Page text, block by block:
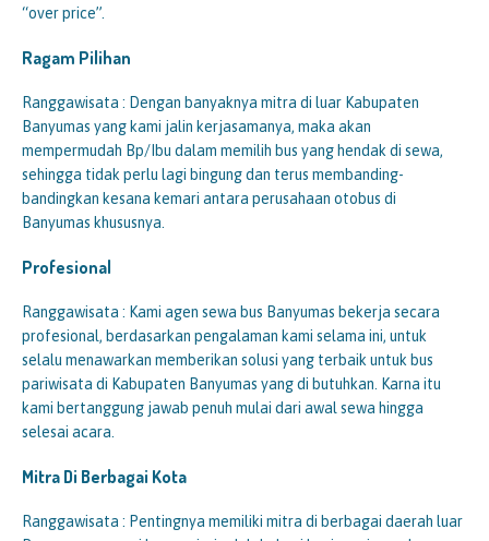
“over price”.
Ragam Pilihan
Ranggawisata : Dengan banyaknya mitra di luar Kabupaten
Banyumas yang kami jalin kerjasamanya, maka akan
mempermudah Bp/Ibu dalam memilih bus yang hendak di sewa,
sehingga tidak perlu lagi bingung dan terus membanding-
bandingkan kesana kemari antara perusahaan otobus di
Banyumas khususnya.
Profesional
Ranggawisata : Kami agen sewa bus Banyumas bekerja secara
profesional, berdasarkan pengalaman kami selama ini, untuk
selalu menawarkan memberikan solusi yang terbaik untuk bus
pariwisata di Kabupaten Banyumas yang di butuhkan. Karna itu
kami bertanggung jawab penuh mulai dari awal sewa hingga
selesai acara.
Mitra Di Berbagai Kota
Ranggawisata : Pentingnya memiliki mitra di berbagai daerah luar